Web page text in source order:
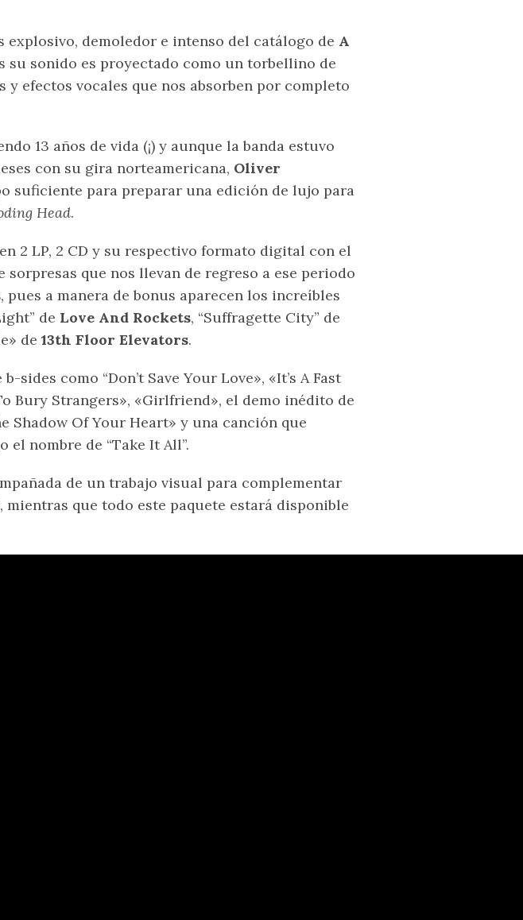
explosivo, demoledor e intenso del catálogo de A
su sonido es proyectado como un torbellino de
efectos vocales que nos absorben por completo
13 años de vida (¡) y aunque la banda estuvo
con su gira norteamericana, Oliver
suficiente para preparar una edición de lujo para
Head.
2 LP, 2 CD y su respectivo formato digital con el
que nos llevan de regreso a ese periodo
, pues a manera de bonus aparecen los increíbles
de Love And Rockets, “Suffragette City” de
de 13th Floor Elevators.
sides como “Don’t Save Your Love», «It’s A Fast
Bury Strangers», «Girlfriend», el demo inédito de
Shadow Of Your Heart» y una canción que
nombre de “Take It All”.
de un trabajo visual para complementar
mientras que todo este paquete estará disponible